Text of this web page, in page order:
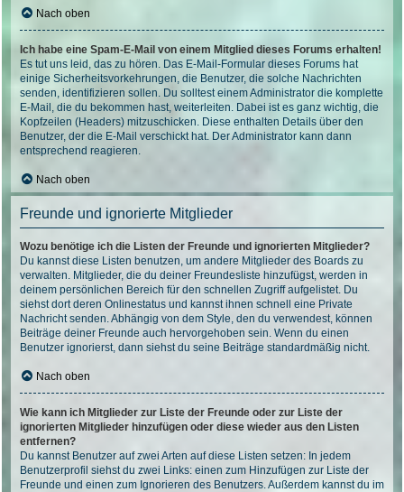
Nach oben
Ich habe eine Spam-E-Mail von einem Mitglied dieses Forums erhalten!
Es tut uns leid, das zu hören. Das E-Mail-Formular dieses Forums hat
einige Sicherheitsvorkehrungen, die Benutzer, die solche Nachrichten
senden, identifizieren sollen. Du solltest einem Administrator die komplette
E-Mail, die du bekommen hast, weiterleiten. Dabei ist es ganz wichtig, die
Kopfzeilen (Headers) mitzuschicken. Diese enthalten Details über den
Benutzer, der die E-Mail verschickt hat. Der Administrator kann dann
entsprechend reagieren.
Nach oben
Freunde und ignorierte Mitglieder
Wozu benötige ich die Listen der Freunde und ignorierten Mitglieder?
Du kannst diese Listen benutzen, um andere Mitglieder des Boards zu
verwalten. Mitglieder, die du deiner Freundesliste hinzufügst, werden in
deinem persönlichen Bereich für den schnellen Zugriff aufgelistet. Du
siehst dort deren Onlinestatus und kannst ihnen schnell eine Private
Nachricht senden. Abhängig von dem Style, den du verwendest, können
Beiträge deiner Freunde auch hervorgehoben sein. Wenn du einen
Benutzer ignorierst, dann siehst du seine Beiträge standardmäßig nicht.
Nach oben
Wie kann ich Mitglieder zur Liste der Freunde oder zur Liste der
ignorierten Mitglieder hinzufügen oder diese wieder aus den Listen
entfernen?
Du kannst Benutzer auf zwei Arten auf diese Listen setzen: In jedem
Benutzerprofil siehst du zwei Links: einen zum Hinzufügen zur Liste der
Freunde und einen zum Ignorieren des Benutzers. Außerdem kannst du im